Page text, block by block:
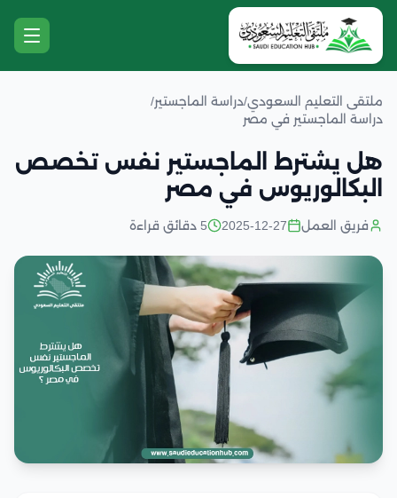
ملتقى التعليم السعودي/دراسة الماجستير/
دراسة الماجستير في مصر
هل يشترط الماجستير نفس تخصص
البكالوريوس في مصر
فريق العمل 2025-12-27 5 دقائق قراءة